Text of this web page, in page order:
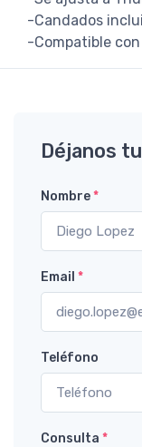
-Candados
-Compatible
Déjanos
Nombre*
Email *
Teléfono
Consulta *